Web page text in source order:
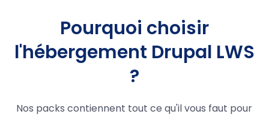
Pourquoi choisir
l'hébergement Drupal LWS
?
Nos packs contiennent tout ce qu'il vous faut pour